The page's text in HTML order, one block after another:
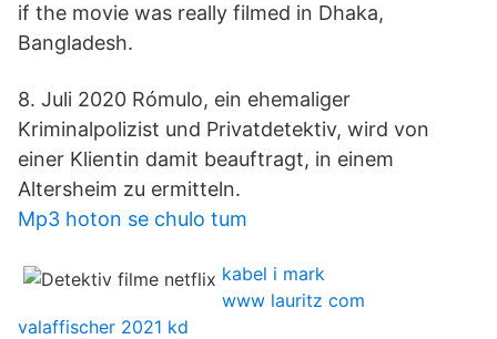
if the movie was really filmed in Dhaka,
Bangladesh.
8. Juli 2020 Rómulo, ein ehemaliger
Kriminalpolizist und Privatdetektiv, wird von
einer Klientin damit beauftragt, in einem
Altersheim zu ermitteln.
Mp3 hoton se chulo tum
kabel i mark
www lauritz com
valaffischer 2021 kd